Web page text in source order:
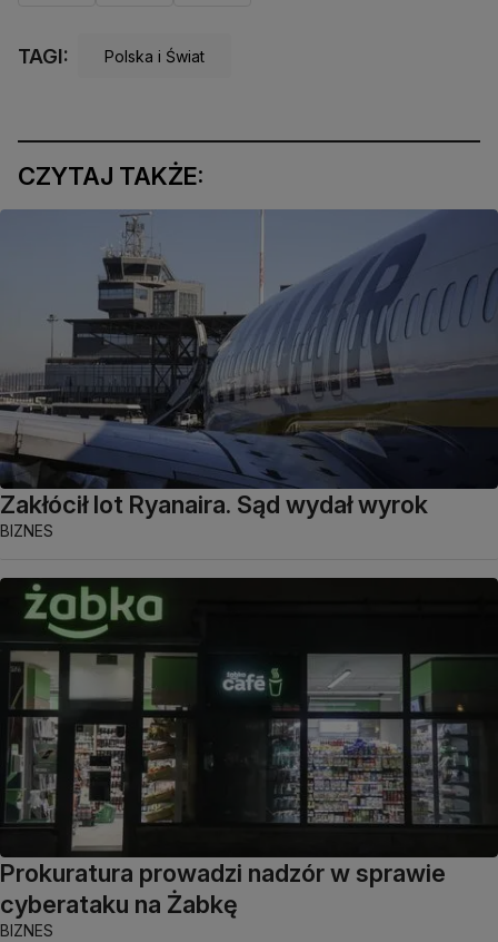
TAGI: Polska i Świat
CZYTAJ TAKŻE:
Zakłócił lot Ryanaira. Sąd wydał wyrok
BIZNES
Prokuratura prowadzi nadzór w sprawie
cyberataku na Żabkę
BIZNES